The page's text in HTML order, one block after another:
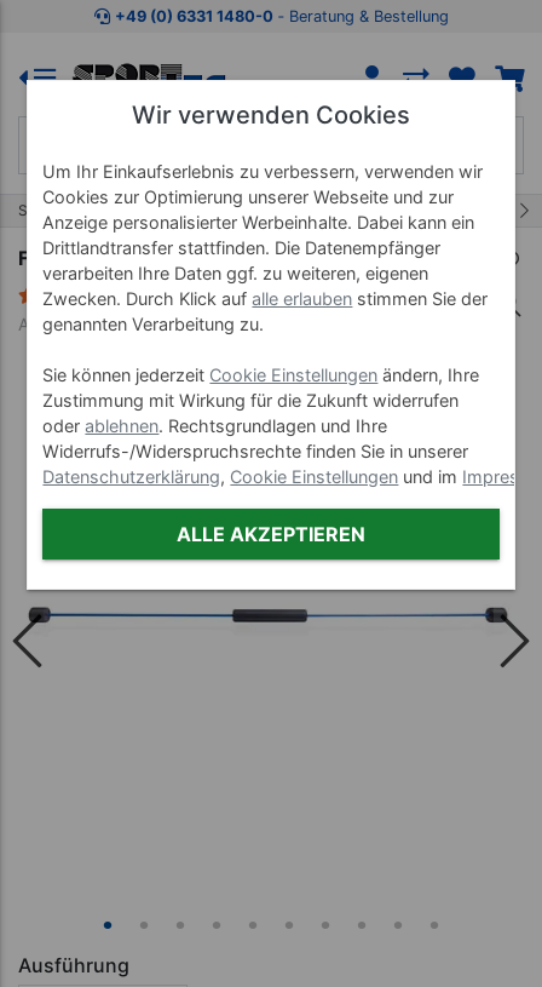
Zum Kaufbereich springen Zur Produktbeschreibung
+49 (0) 6331 1480-0 ‐ Beratung & Bestellung
Start Propriozeptive Geräte Flexi Bar
Flexi-Bar Intensiv, 153,5 cm
1 Bewertung
Art-Nr. 02375
Ausführung
Wir verwenden Cookies
Um Ihr Einkaufserlebnis zu verbessern, verwenden wir
Cookies zur Optimierung unserer Webseite und zur
Anzeige personalisierter Werbeinhalte. Dabei kann ein
Drittlandtransfer stattfinden. Die Datenempfänger
verarbeiten Ihre Daten ggf. zu weiteren, eigenen
Zwecken. Durch Klick aufalle erlauben stimmen Sie der
genannten Verarbeitung zu.
Sie können jederzeit Cookie Einstellungen ändern, Ihre
Zustimmung mit Wirkung für die Zukunft widerrufen
oderablehnen. Rechtsgrundlagen und Ihre
Widerrufs-/Widerspruchsrechte finden Sie in unserer
Datenschutzerklärung, Cookie Einstellungen und im
ALLE AKZEPTIEREN